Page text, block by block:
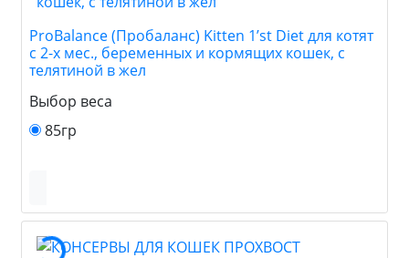
ProBalance (Пробаланс) Kitten 1’st Diet для котят
с 2-х мес., беременных и кормящих кошек, с
телятиной в жел
Выбор веса
85гр